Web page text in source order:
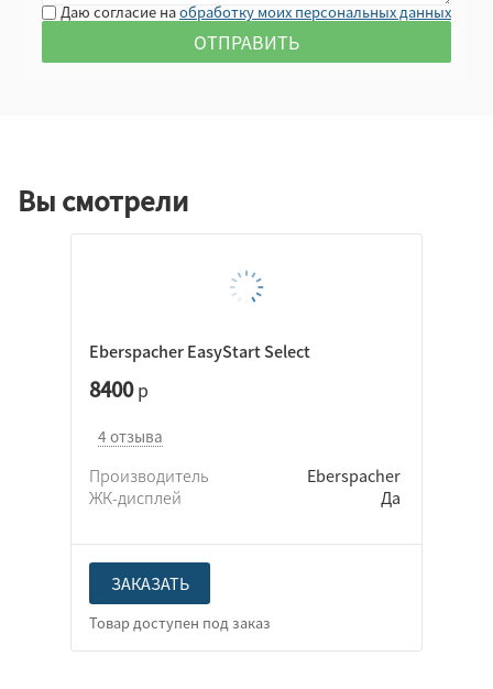
Даю согласие наобработку моих персональных данных
Вы смотрели
Eberspacher EasyStart Select
8400р
4 отзыва
Производитель
Eberspacher
ЖК-дисплей
Да
ЗАКАЗАТЬ